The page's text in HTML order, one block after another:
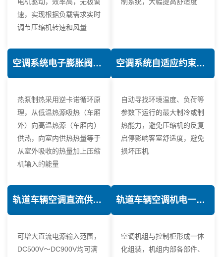
速，实现根据负载需求实时
调节压缩机转速和风量
空调系统电子膨胀阀热力学优化技术
热泵制热采用逆卡诺循环原
理，从低温热源吸热（车厢
外）向高温热源（车厢内）
供热，向室内供热热量等于
从室外吸收的热量加上压缩
机输入的能量
空调系统自适应约束控制技术
自动寻找环境温度、负荷等
参数下运行的最大制冷或制
热能力，避免压缩机的反复
启停影响客室舒适度，避免
损坏压机
轨道车辆空调直流供电技术
可增大直流电源输入范围，
DC500V～DC900V均可满
轨道车辆空调机电一体化技术
空调机组与控制柜形成一体
化组装，机组内部各部件、